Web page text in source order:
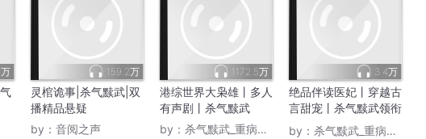
159.2万
灵棺诡事|杀气黩武|双
播精品悬疑
by： 音阅之声
1172.5万
港综世界大枭雄丨多人
有声剧丨杀气黩武
by： 杀气黩武_重病暂退
3.4万
绝品伴读医妃丨穿越古
言甜宠丨杀气黩武领衔
多人
by： 杀气黩武_重病暂退